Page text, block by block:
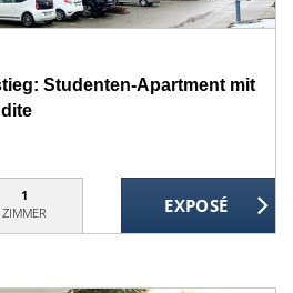
Studenten-Apartment mit
1
ZIMMER